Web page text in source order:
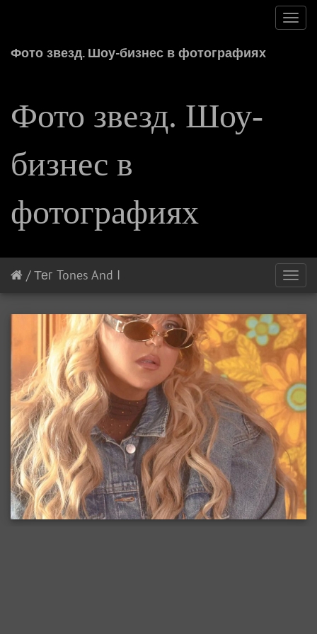
Фото звезд. Шоу-бизнес в фотографиях
Фото звезд. Шоу-
бизнес в
фотографиях
/Тег Tones And I